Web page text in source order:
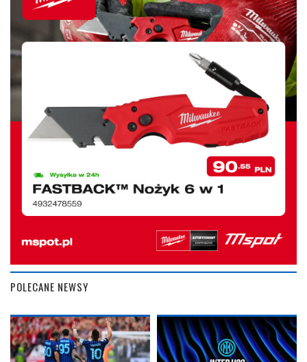
POLECANE NEWSY